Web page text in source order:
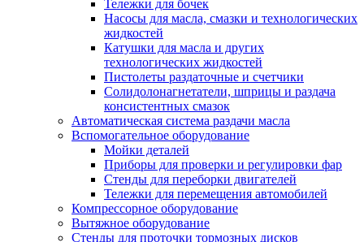
Тележки для бочек
Насосы для масла, смазки и технологических
жидкостей
Катушки для масла и других
технологических жидкостей
Пистолеты раздаточные и счетчики
Солидолонагнетатели, шприцы и раздача
консистентных смазок
Автоматическая система раздачи масла
Вспомогательное оборудование
Мойки деталей
Приборы для проверки и регулировки фар
Стенды для переборки двигателей
Тележки для перемещения автомобилей
Компрессорное оборудование
Вытяжное оборудование
Стенды для проточки тормозных дисков